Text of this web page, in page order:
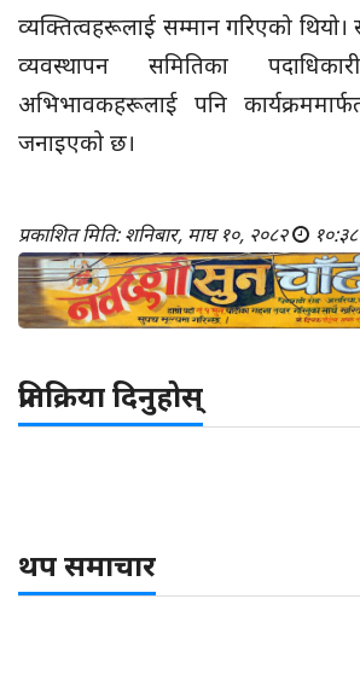
व्यक्तित्वहरूलाई सम्मान गरिएको थियो।
व्यवस्थापन समितिका
अभिभावकहरूलाई पनि
जनाइएको छ।
प्रकाशित मिति: शनिबार, माघ १०, २०८२ १०:३८
प्रतिक्रिया दिनुहोस्
थप समाचार